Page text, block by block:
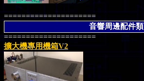
=====================
音響周邊配件類
=====================
擴大機專用機箱V2